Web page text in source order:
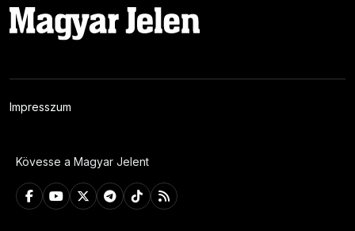
Impresszum
Kövesse a Magyar Jelent